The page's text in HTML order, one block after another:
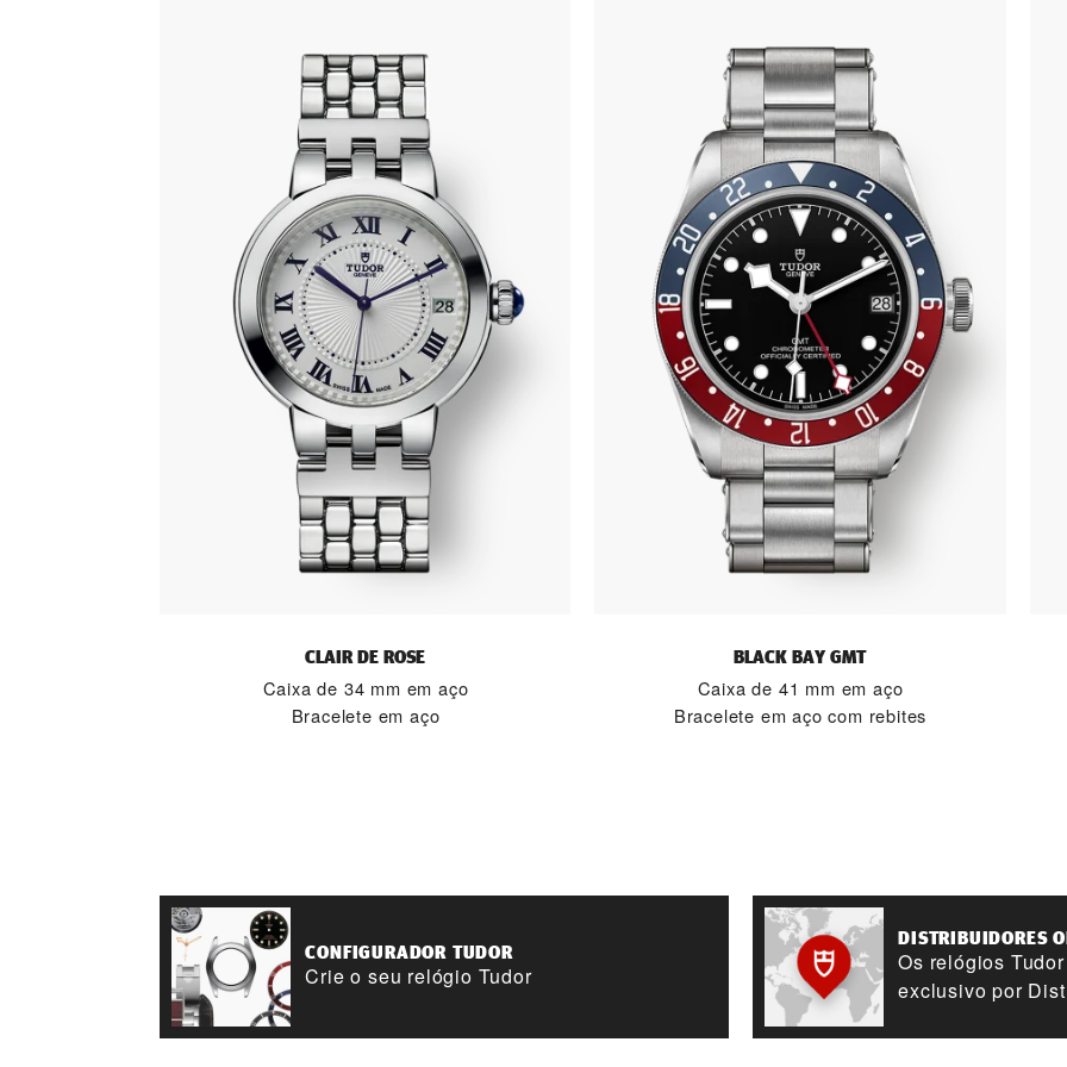
CLAIR DE ROSE
Caixa de 34 mm em aço
Bracelete em aço
BLACK BAY GMT
Caixa de 41 mm em aço
Bracelete em aço com rebites
CONFIGURADOR TUDOR
Crie o seu relógio Tudor
DISTRIBUIDORES
Os relógios
exclusivo por